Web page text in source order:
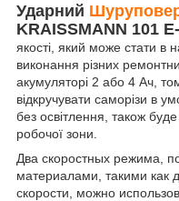
Ударний
KRAISSMANN 101
якості, який може стати в
виконання різних
акумуляторі 2 або 4 Ач,
відкручувати саморізи в
без освітлення, також
робочої зони.
Два скоростных режима,
материалами, такими как
скорости, можно